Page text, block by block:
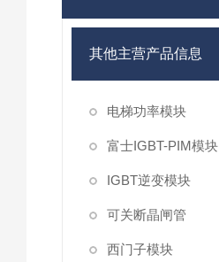
其他主营产品信息
电梯功率模块
富士IGBT-PIM模块
IGBT逆变模块
可关断晶闸管
西门子模块